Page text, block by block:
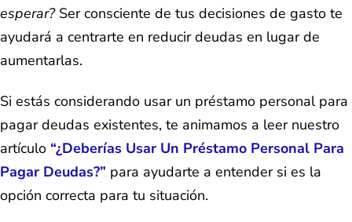
esperar?Ser consciente de tus decisiones de gasto te
ayudará a centrarte en reducir deudas en lugar de
aumentarlas.
Si estás considerando usar un préstamo personal para
pagar deudas existentes, te animamos a leer nuestro
artículo “¿Deberías Usar Un Préstamo Personal Para
Pagar Deudas?” para ayudarte a entender si es la
opción correcta para tu situación.